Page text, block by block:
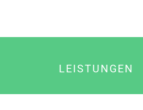
LEISTUNGEN